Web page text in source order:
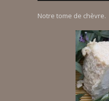
Notre tome de chèvre.